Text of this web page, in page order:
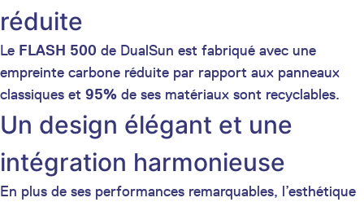
réduite
Le FLASH 500 de DualSun est fabriqué avec une
empreinte carbone réduite par rapport aux panneaux
classiques et 95% de ses matériaux sont recyclables.
Un design élégant et une
intégration harmonieuse
En plus de ses performances remarquables, l’esthétique